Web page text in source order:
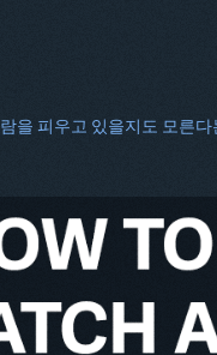
을 피우고 있을지도 모른다